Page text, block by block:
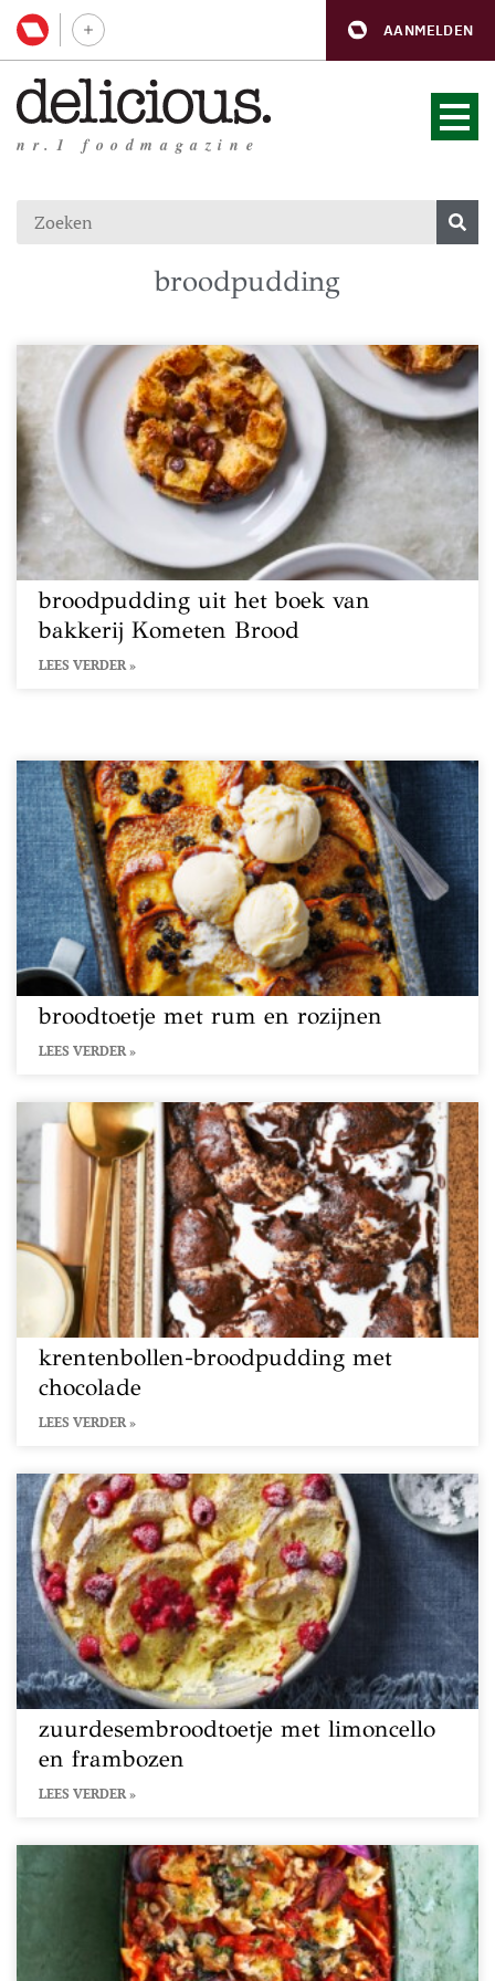
AANMELDEN
nr.1 foodmagazine
broodpudding
broodpudding uit het boek van
bakkerij Kometen Brood
LEES VERDER »
broodtoetje met rum en rozijnen
LEES VERDER »
krentenbollen-broodpudding met
chocolade
LEES VERDER »
zuurdesembroodtoetje met limoncello
en frambozen
LEES VERDER »